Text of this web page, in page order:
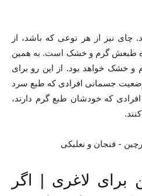
نیز از هر نوعی که باشد، از
طبعش گرم و خشک است. به همین
و خشک خواهد بود. از این رو برای
وضعیت جسمانی افرادی که طبع سرد
که خودشان طبع گرم دارند،
برای لاغری | اگر